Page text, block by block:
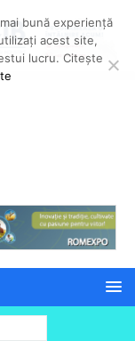
bună experiență
acest site,
lucru. Citește